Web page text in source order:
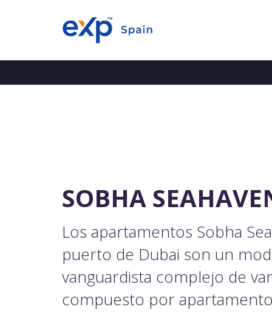
SOBHA
Los apartamentos Sobha
puerto de Dubai son un
vanguardista complejo de
compuesto por